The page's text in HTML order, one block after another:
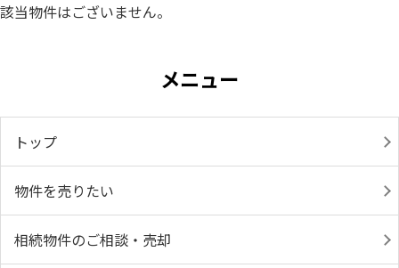
該当物件はございません。
メニュー
トップ
物件を売りたい
相続物件のご相談・売却